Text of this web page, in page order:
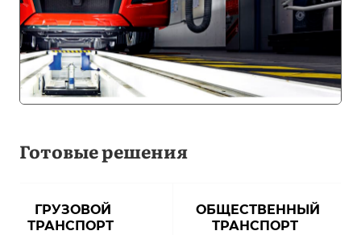
Готовые решения
ГРУЗОВОЙ
ТРАНСПОРТ
ОБЩЕСТВЕННЫЙ
ТРАНСПОРТ